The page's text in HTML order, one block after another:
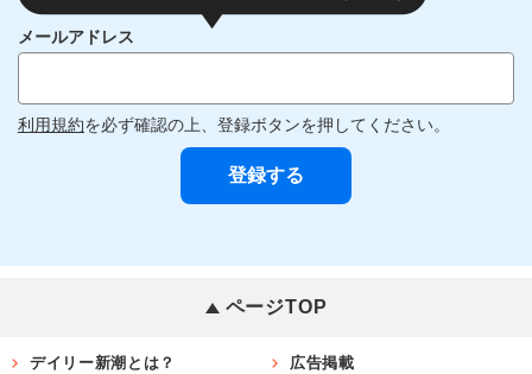
メールアドレス
利用規約を必ず確認の上、登録ボタンを押してください。
ページTOP
デイリー新潮とは？ 広告掲載